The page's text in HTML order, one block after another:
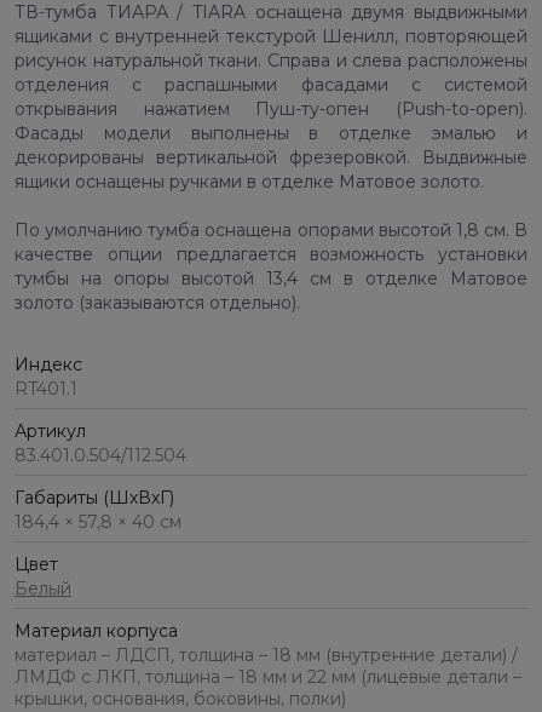
ТВ-тумба ТИАРА / TIARA оснащена двумя выдвижными
ящиками с внутренней текстурой Шенилл, повторяющей
рисунок натуральной ткани. Справа и слева расположены
отделения с распашными фасадами с системой
открывания нажатием Пуш-ту-опен (Push-to-open).
Фасады модели выполнены в отделке эмалью и
декорированы вертикальной фрезеровкой. Выдвижные
ящики оснащены ручками в отделке Матовое золото.
По умолчанию тумба оснащена опорами высотой 1,8 см. В
качестве опции предлагается возможность установки
тумбы на опоры высотой 13,4 см в отделке Матовое
золото (заказываются отдельно).
Индекс
RT401.1
Артикул
83.401.0.504/112.504
Габариты (ШхВхГ)
184,4 × 57,8 × 40 см
Цвет
Белый
Материал корпуса
материал – ЛДСП, толщина – 18 мм (внутренние детали) /
ЛМДФ с ЛКП, толщина – 18 мм и 22 мм (лицевые детали –
крышки, основания, боковины, полки)